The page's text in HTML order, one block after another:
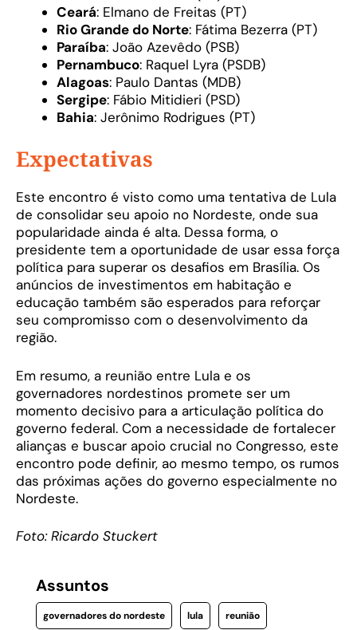
Ceará: Elmano de Freitas (PT)
Rio Grande do Norte: Fátima Bezerra (PT)
Paraíba: João Azevêdo (PSB)
Pernambuco: Raquel Lyra (PSDB)
Alagoas: Paulo Dantas (MDB)
Sergipe: Fábio Mitidieri (PSD)
Bahia: Jerônimo Rodrigues (PT)
Expectativas
Este encontro é visto como uma tentativa de Lula
de consolidar seu apoio no Nordeste, onde sua
popularidade ainda é alta. Dessa forma, o
presidente tem a oportunidade de usar essa força
política para superar os desafios em Brasília. Os
anúncios de investimentos em habitação e
educação também são esperados para reforçar
seu compromisso com o desenvolvimento da
região.
Em resumo, a reunião entre Lula e os
governadores nordestinos promete ser um
momento decisivo para a articulação política do
governo federal. Com a necessidade de fortalecer
alianças e buscar apoio crucial no Congresso, este
encontro pode definir, ao mesmo tempo, os rumos
das próximas ações do governo especialmente no
Nordeste.
Foto: Ricardo Stuckert
Assuntos
governadores do nordeste lula reunião